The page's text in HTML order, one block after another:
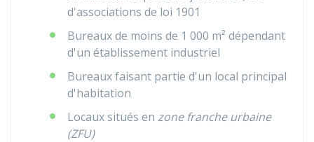
d'associations de loi 1901
Bureaux de moins de 1 000 m² dépendant
d'un établissement industriel
Bureaux faisant partie d'un local principal
d'habitation
Locaux situés en zone franche urbaine
(ZFU)